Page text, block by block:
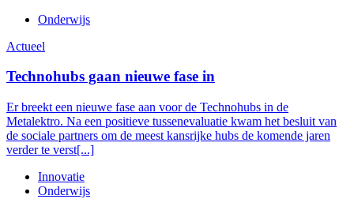
Onderwijs
Actueel
Technohubs gaan nieuwe fase in
Er breekt een nieuwe fase aan voor de Technohubs in de
Metalektro. Na een positieve tussenevaluatie kwam het besluit van
de sociale partners om de meest kansrijke hubs de komende jaren
verder te verst[...]
Innovatie
Onderwijs